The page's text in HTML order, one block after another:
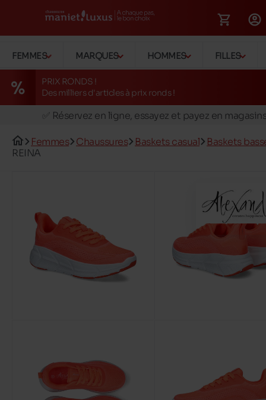
FEMMES MARQUES HOMMES FILLES
PRIX RONDS !
Des milliers d'articles à prix ronds !
🚛 Livraison gratuite en magasins
✅ Réservez en ligne, essayez et payez en
Femmes Chaussures Baskets casual
Baskets
REINA